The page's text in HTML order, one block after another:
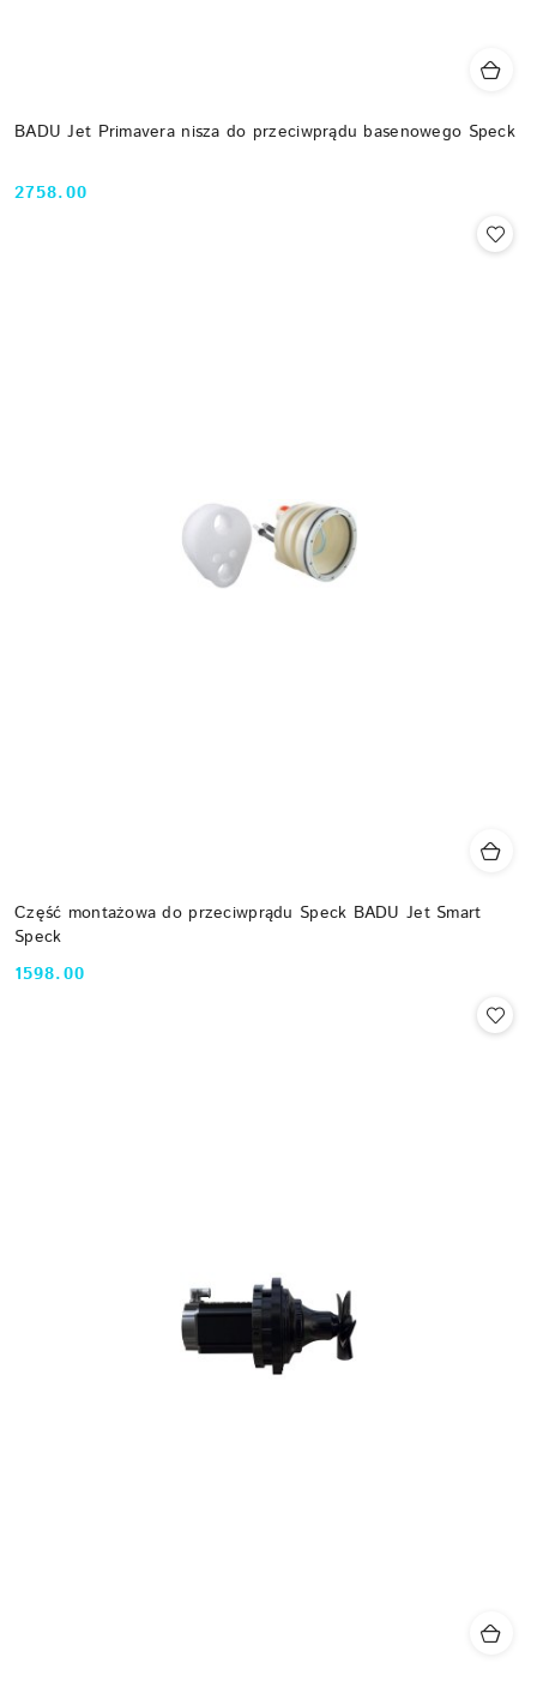
BADU Jet Primavera nisza do przeciwprądu basenowego Speck
Cena:
2758.00
Część montażowa do przeciwprądu Speck BADU Jet Smart
Speck
Cena:
1598.00